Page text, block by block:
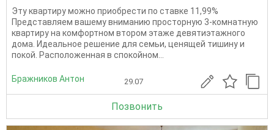
Эту квартиру можно приобрести по ставке 11,99%
Представляем вашему вниманию просторную 3-комнатную
квартиру на комфортном втором этаже девятиэтажного
дома. Идеальное решение для семьи, ценящей тишину и
покой. Расположенная в спокойном...
Бражников Антон 29.07
Позвонить